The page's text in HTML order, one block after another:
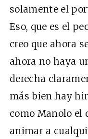
solamente el
Eso, que es el
creo que ahora
ahora no haya
derecha
más bien hay
como Manolo el
animar a